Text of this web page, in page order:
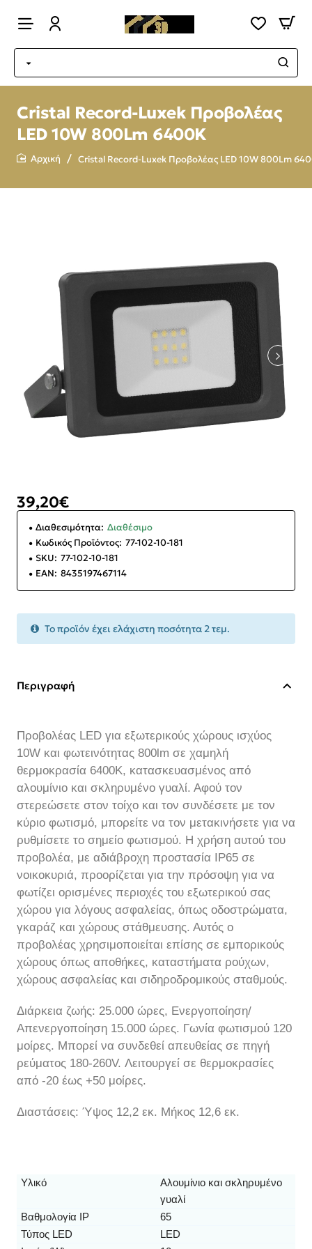
Cristal Record-Luxek Προβολέας
LED 10W 800Lm 6400K
Cristal Record-Luxek Προβολέας LED 10W 800Lm
39,20€
Διαθεσιμότητα: Διαθέσιμο
Κωδικός Προϊόντος: 77-102-10-181
SKU: 77-102-10-181
EAN: 8435197467114
Το προϊόν έχει ελάχιστη ποσότητα 2 τεμ.
Περιγραφή
Προβολέας LED για εξωτερικούς χώρους ισχύος
10W και φωτεινότητας 800lm σε χαμηλή
θερμοκρασία 6400K, κατασκευασμένος από
αλουμίνιο και σκληρυμένο γυαλί. Αφού τον
στερεώσετε στον τοίχο και τον συνδέσετε με τον
κύριο φωτισμό, μπορείτε να τον μετακινήσετε για να
ρυθμίσετε το σημείο φωτισμού. Η χρήση αυτού του
προβολέα, με αδιάβροχη προστασία IP65 σε
νοικοκυριά, προορίζεται για την πρόσοψη για να
φωτίζει ορισμένες περιοχές του εξωτερικού σας
χώρου για λόγους ασφαλείας, όπως οδοστρώματα,
γκαράζ και χώρους στάθμευσης. Αυτός ο
προβολέας χρησιμοποιείται επίσης σε εμπορικούς
χώρους όπως αποθήκες, καταστήματα ρούχων,
χώρους ασφαλείας και σιδηροδρομικούς σταθμούς.
Διάρκεια ζωής: 25.000 ώρες, Ενεργοποίηση/
Απενεργοποίηση 15.000 ώρες. Γωνία φωτισμού 120
μοίρες. Μπορεί να συνδεθεί απευθείας σε πηγή
ρεύματος 180-260V. Λειτουργεί σε θερμοκρασίες
από -20 έως +50 μοίρες.
Διαστάσεις: Ύψος 12,2 εκ. Μήκος 12,6 εκ.
Υλικό
Αλουμίνιο και σκληρυμένο
γυαλί
Βαθμολογία IP
65
Τύπος LED
LED